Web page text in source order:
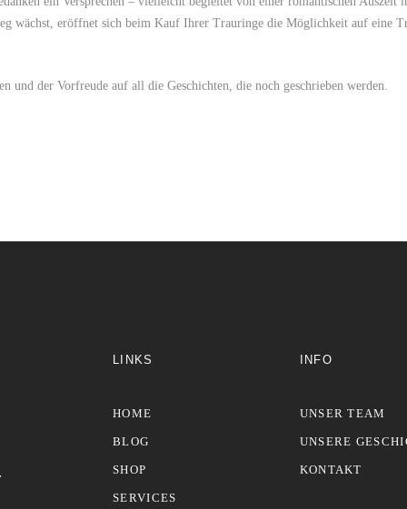
wächst, eröffnet sich beim Kauf Ihrer Trauringe die Möglichkeit auf eine
und der Vorfreude auf all die Geschichten, die noch geschrieben werden.
LINKS
HOME
BLOG
SHOP
SERVICES
INFO
UNSER TEAM
UNSERE
KONTAKT